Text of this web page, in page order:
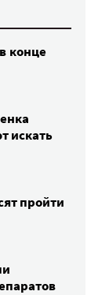
конце
искать
пройти